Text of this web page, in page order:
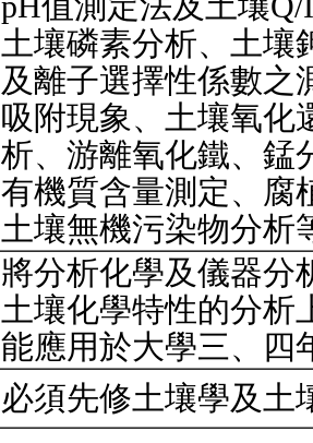
土壤磷素分析、土壤
及離子選擇性係數之
吸附現象、土壤氧化
析、游離氧化鐵、錳
有機質含量測定、腐
土壤無機污染物分析
將分析化學及儀器分
土壤化學特性的分析
能應用於大學三、四
必須先修土壤學及土